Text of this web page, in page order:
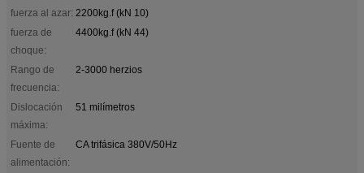
fuerza al azar: 2200kg.f (kN 10)
fuerza de
choque:
4400kg.f (kN 44)
Rango de
frecuencia:
2-3000 herzios
Dislocación
máxima:
51 milímetros
Fuente de
alimentación:
CA trifásica 380V/50Hz